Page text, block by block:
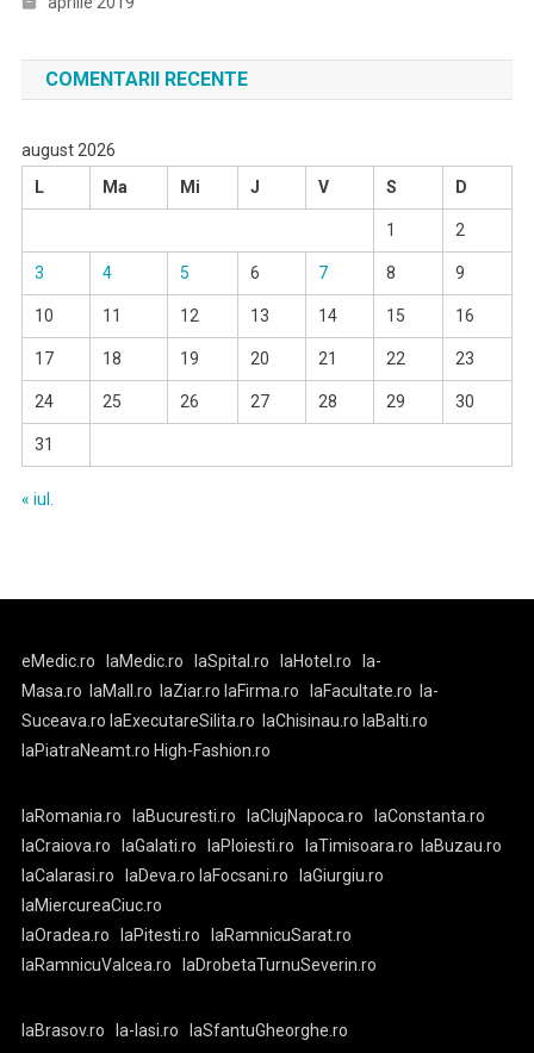
COMENTARII RECENTE
august 2026
L
Ma Mi J V S D
1 2
3 4 5 6 7 8 9
10 11 12 13 14 15 16
17 18 19 20 21 22 23
24 25 26 27 28 29 30
31
« iul.
eMedic.ro laMedic.ro laSpital.ro laHotel.ro
la-
Masa.ro
laMall.ro laZiar.ro laFirma.ro laFacultate.ro
la-
Suceava.ro laExecutareSilita.ro laChisinau.ro laBalti.ro
laPiatraNeamt.ro High-Fashion.ro
laRomania.ro laBucuresti.ro laClujNapoca.ro
laConstanta.ro
laCraiova.ro
laGalati.ro laPloiesti.ro laTimisoara.ro
laBuzau.ro
laCalarasi.ro
laDeva.ro laFocsani.ro
laGiurgiu.ro
laMiercureaCiuc.ro
laOradea.ro
laPitesti.ro
laRamnicuSarat.ro
laRamnicuValcea.ro
laDrobetaTurnuSeverin.ro
laBrasov.ro la-Iasi.ro
laSfantuGheorghe.ro